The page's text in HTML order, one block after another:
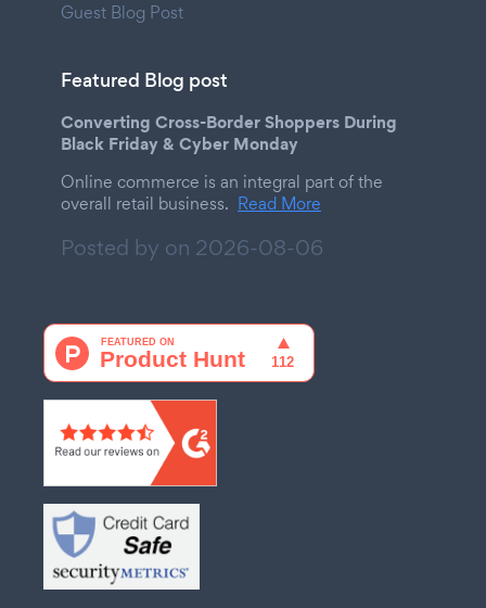
Guest Blog Post
Featured Blog post
Converting Cross-Border Shoppers During
Black Friday & Cyber Monday
Online commerce is an integral part of the
overall retail business. Read More
Posted by on 2026-08-06